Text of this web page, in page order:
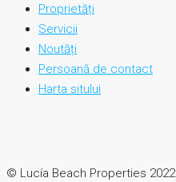
Proprietăți
Servicii
Noutăți
Persoană de contact
Harta sitului
© Lucía Beach Properties 2022